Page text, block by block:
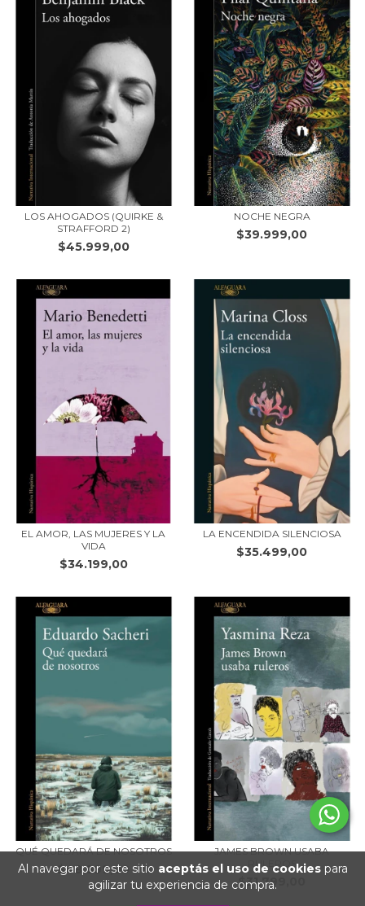
Al navegar por este sitio aceptás el uso de cookiespara
agilizar tu experiencia de compra.
LOS AHOGADOS (QUIRKE &
STRAFFORD 2)
$45.999,00
NOCHE NEGRA
$39.999,00
EL AMOR, LAS MUJERES Y LA
VIDA
$34.199,00
LA ENCENDIDA SILENCIOSA
$35.499,00
QUÉ QUEDARÁ DE NOSOTROS
$48.899,00
JAMES BROWN USABA
RULEROS
$31.799,00